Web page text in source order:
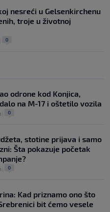
nesreći u Gelsenkirchenu
troje u životnoj
0
odrone kod Konjica,
na M-17 i oštetilo vozila
0
stotine prijava i samo
Šta pokazuje početak
0
Kad priznamo ono što
bit ćemo vesele